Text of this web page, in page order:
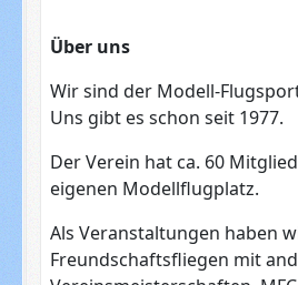
Über uns
Wir sind der Modell-
Uns gibt es schon seit 1977.
Der Verein hat ca. 60
eigenen Modellflugplatz.
Als Veranstaltungen haben
Freundschaftsfliegen mit